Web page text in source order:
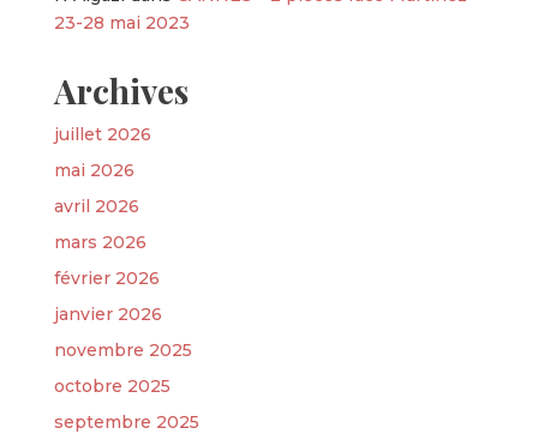
23-28 mai 2023
Archives
juillet 2026
mai 2026
avril 2026
mars 2026
février 2026
janvier 2026
novembre 2025
octobre 2025
septembre 2025